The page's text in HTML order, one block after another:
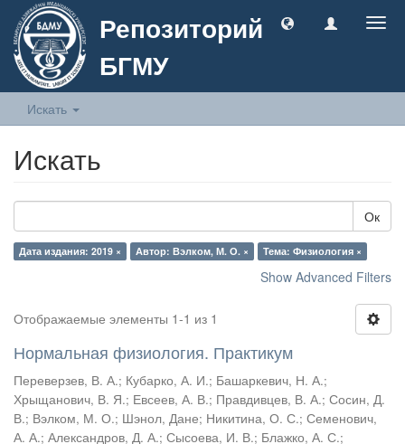
Репозиторий
БГМУ
Искать
Искать
Ок
Дата издания: 2019 × Автор: Вэлком, М. О. × Тема: Физиология ×
Show Advanced Filters
Отображаемые элементы 1-1 из 1
Нормальная физиология. Практикум
Переверзев, В. А.; Кубарко, А. И.; Башаркевич, Н. А.;
Хрыщанович, В. Я.; Евсеев, А. В.; Правдивцев, В. А.; Сосин, Д.
В.; Вэлком, М. О.; Шэнол, Дане; Никитина, О. С.; Семенович,
А. А.; Александров, Д. А.; Сысоева, И. В.; Блажко, А. С.;